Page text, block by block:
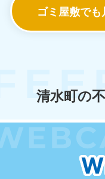
ゴミ屋敷でも
清水町の